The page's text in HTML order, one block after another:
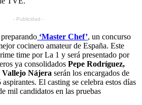
- Publicidad -
‘Master Chef’, un concurso
cocinero amateur de España. Este
time por La 1 y será presentado por
ya consolidados Pepe Rodríguez,
Nájera serán los encargados de
El casting se celebra estos días
mil candidatos en las pruebas